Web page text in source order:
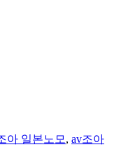
아 일본노모 , av조아